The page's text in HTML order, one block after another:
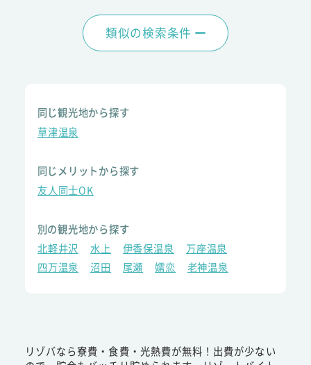
類似の検索条件
同じ観光地から探す
草津温泉
同じメリットから探す
友人同士OK
別の観光地から探す
北軽井沢
水上 伊香保温泉
万座温泉
四万温泉
沼田 尾瀬 嬬恋 老神温泉
リゾバなら寮費・食費・光熱費が無料！出費が少ない